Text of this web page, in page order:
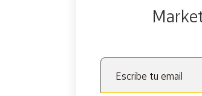
Escribe tu email